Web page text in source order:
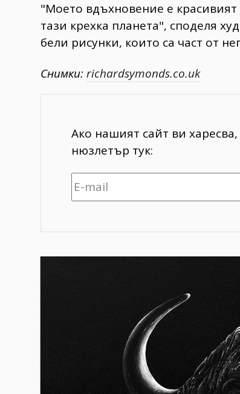
"Моето вдъхновение е красивият
тази крехка планета", споделя
бели рисунки, които са част от
Снимки: richardsymonds.co.uk
Ако нашият сайт ви
нюзлетър тук: